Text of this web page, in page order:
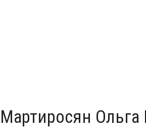
Мартиросян Ольга